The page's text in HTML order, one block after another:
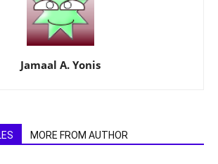
Jamaal A. Yonis
MORE FROM AUTHOR